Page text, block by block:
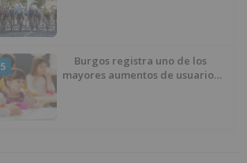
5
Burgos registra uno de los
mayores aumentos de usuarios